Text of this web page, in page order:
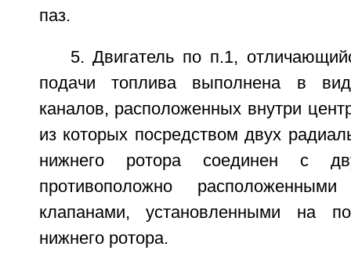
паз.
5. Двигатель по п.1,
подачи топлива выполнена в
каналов, расположенных внутри
из которых посредством двух
нижнего ротора соединен с
противоположно
клапанами, установленными на
нижнего ротора.